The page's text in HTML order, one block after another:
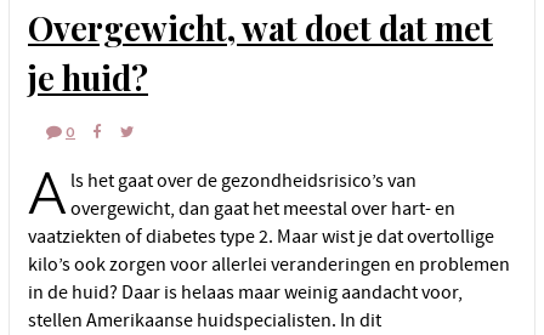
Overgewicht, wat doet dat met
je huid?
0
A ls het gaat over de gezondheidsrisico’s van
overgewicht, dan gaat het meestal over hart- en
vaatziekten of diabetes type 2. Maar wist je dat overtollige
kilo’s ook zorgen voor allerlei veranderingen en problemen
in de huid? Daar is helaas maar weinig aandacht voor,
stellen Amerikaanse huidspecialisten. In dit